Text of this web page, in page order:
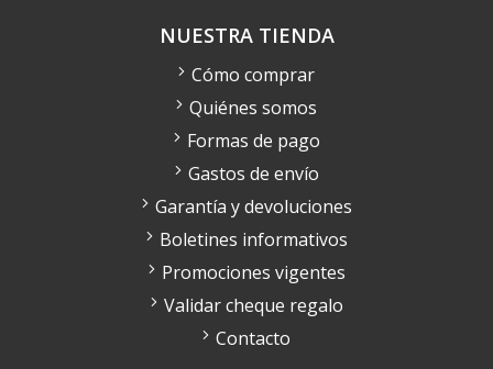
NUESTRA TIENDA
Cómo comprar
Quiénes somos
Formas de pago
Gastos de envío
Garantía y devoluciones
Boletines informativos
Promociones vigentes
Validar cheque regalo
Contacto